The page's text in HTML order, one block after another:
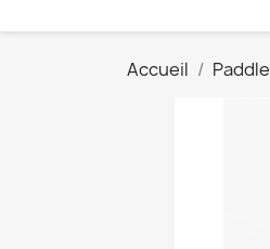
Accueil Paddle